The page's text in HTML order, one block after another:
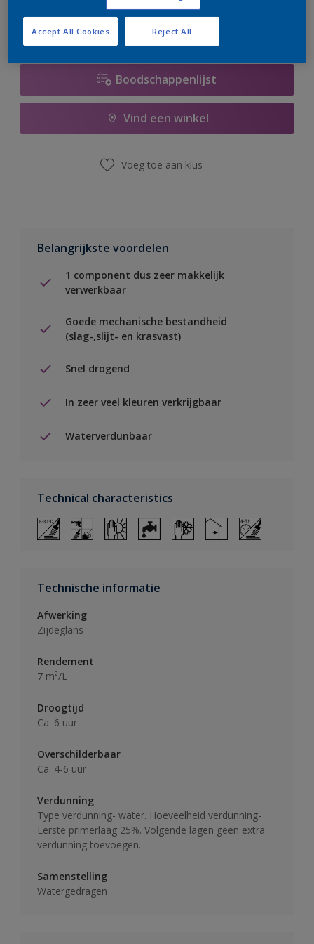
Boodschappenlijst
Vind een winkel
Voeg toe aan klus
Belangrijkste voordelen
1 component dus zeer makkelijk
verwerkbaar
Goede mechanische bestandheid
(slag-,slijt- en krasvast)
Snel drogend
In zeer veel kleuren verkrijgbaar
Waterverdunbaar
Technical characteristics
Technische informatie
Afwerking
Zijdeglans
Rendement
7 m²/L
Droogtijd
Ca. 6 uur
Overschilderbaar
Ca. 4-6 uur
Verdunning
Type verdunning- water. Hoeveelheid verdunning-
Eerste primerlaag 25%. Volgende lagen geen extra
verdunning toevoegen.
Samenstelling
Watergedragen
Reject All
Accept All Cookies